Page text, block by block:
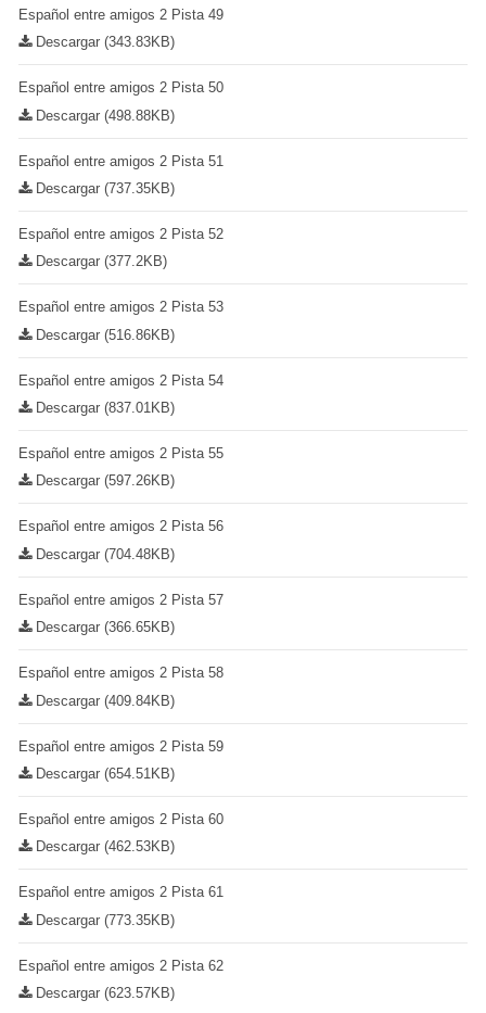
Español entre amigos 2 Pista 49
Descargar (343.83KB)
Español entre amigos 2 Pista 50
Descargar (498.88KB)
Español entre amigos 2 Pista 51
Descargar (737.35KB)
Español entre amigos 2 Pista 52
Descargar (377.2KB)
Español entre amigos 2 Pista 53
Descargar (516.86KB)
Español entre amigos 2 Pista 54
Descargar (837.01KB)
Español entre amigos 2 Pista 55
Descargar (597.26KB)
Español entre amigos 2 Pista 56
Descargar (704.48KB)
Español entre amigos 2 Pista 57
Descargar (366.65KB)
Español entre amigos 2 Pista 58
Descargar (409.84KB)
Español entre amigos 2 Pista 59
Descargar (654.51KB)
Español entre amigos 2 Pista 60
Descargar (462.53KB)
Español entre amigos 2 Pista 61
Descargar (773.35KB)
Español entre amigos 2 Pista 62
Descargar (623.57KB)